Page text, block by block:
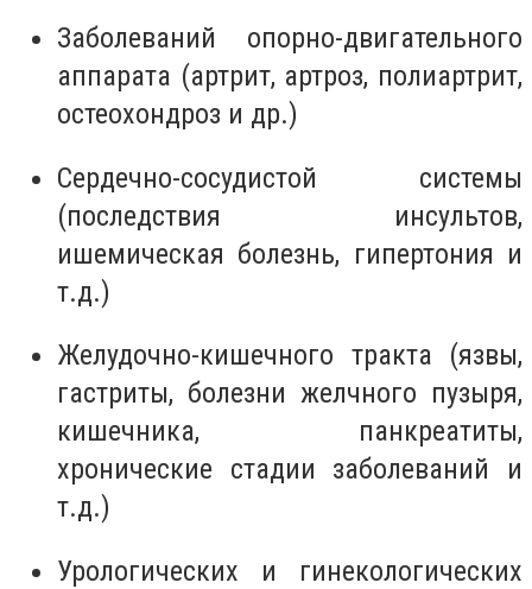
Заболеваний опорно-двигательного
аппарата (артрит, артроз, полиартрит,
остеохондроз и др.)
Сердечно-сосудистой системы
(последствия инсультов,
ишемическая болезнь, гипертония и
т.д.)
Желудочно-кишечного тракта (язвы,
гастриты, болезни желчного пузыря,
кишечника, панкреатиты,
хронические стадии заболеваний и
т.д.)
Урологических и гинекологических